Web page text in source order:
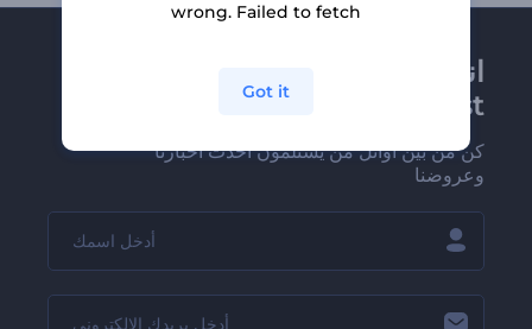
انضم إلى نشرة
Renderforest الإخبارية
كن من بين أوائل من يستلمون أحدث أخبارنا
وعروضنا
wrong. Failed to fetch
Got it